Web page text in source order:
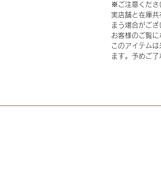
※ご注意くださ
実店舗と在庫
まう場合がござ
お客様のご覧に
このアイテム
ます。予めご了